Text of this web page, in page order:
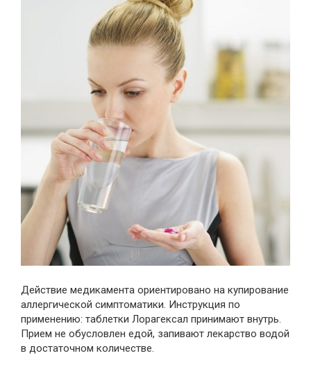
Действие медикамента ориентировано на купирование
аллергической симптоматики. Инструкция по
применению: таблетки Лорагексал принимают внутрь.
Прием не обусловлен едой, запивают лекарство водой
в достаточном количестве.